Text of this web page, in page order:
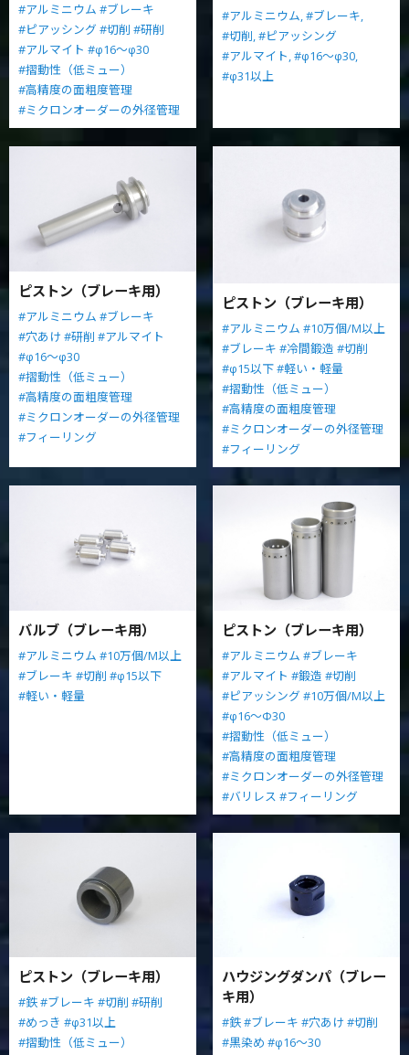
#アルミニウム #ブレーキ
#ピアッシング #切削 #研削
#アルマイト #φ16～φ30
#摺動性（低ミュー）
#高精度の面粗度管理
#ミクロンオーダーの外径管理
#アルミニウム, #ブレーキ,
#切削, #ピアッシング
#アルマイト, #φ16～φ30,
#φ31以上
ピストン（ブレーキ用）
#アルミニウム #ブレーキ
#穴あけ #研削 #アルマイト
#φ16～φ30
#摺動性（低ミュー）
#高精度の面粗度管理
#ミクロンオーダーの外径管理
#フィーリング
ピストン（ブレーキ用）
#アルミニウム #10万個/M以上
#ブレーキ #冷間鍛造 #切削
#φ15以下#軽い・軽量
#摺動性（低ミュー）
#高精度の面粗度管理
#ミクロンオーダーの外径管理
#フィーリング
バルブ（ブレーキ用）
#アルミニウム #10万個/M以上
#ブレーキ #切削 #φ15以下
#軽い・軽量
ピストン（ブレーキ用）
#アルミニウム #ブレーキ
#アルマイト #鍛造 #切削
#ピアッシング #10万個/M以上
#φ16～Φ30
#摺動性（低ミュー）
#高精度の面粗度管理
#ミクロンオーダーの外径管理
#バリレス #フィーリング
ピストン（ブレーキ用）
#鉄#ブレーキ #切削 #研削
#めっき #φ31以上
#摺動性（低ミュー）
ハウジングダンパ（ブレー
キ用）
#鉄#ブレーキ #穴あけ #切削
#黒染め #φ16～30